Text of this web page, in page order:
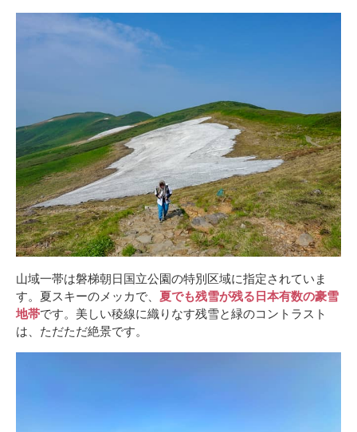
山域一帯は磐梯朝日国立公園の特別区域に指定されていま
す。夏スキーのメッカで、 夏でも残雪が残る日本有数の豪雪
地帯です。美しい稜線に織りなす残雪と緑のコントラスト
は、ただただ絶景です。